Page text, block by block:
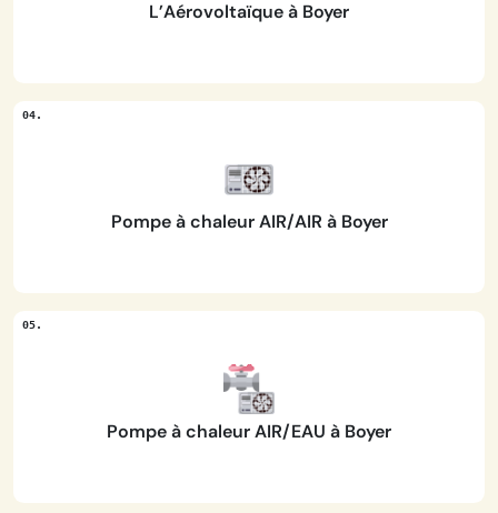
L’Aérovoltaïque à Boyer
Pompe à chaleur AIR/AIR à Boyer
Pompe à chaleur AIR/EAU à Boyer